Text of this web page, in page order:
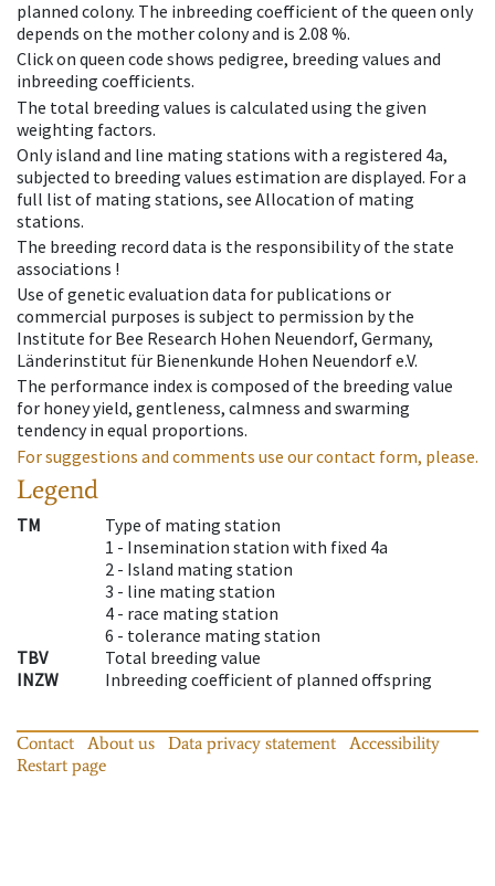
planned colony. The inbreeding coefficient of the queen only
depends on the mother colony and is 2.08 %.
Click on queen code shows pedigree, breeding values and
inbreeding coefficients.
The total breeding values is calculated using the given
weighting factors.
Only island and line mating stations with a registered 4a,
subjected to breeding values estimation are displayed. For a
full list of mating stations, see Allocation of mating
stations.
The breeding record data is the responsibility of the state
associations !
Use of genetic evaluation data for publications or
commercial purposes is subject to permission by the
Institute for Bee Research Hohen Neuendorf, Germany,
Länderinstitut für Bienenkunde Hohen Neuendorf e.V.
The performance index is composed of the breeding value
for honey yield, gentleness, calmness and swarming
tendency in equal proportions.
For suggestions and comments use our contact form, please.
Legend
TM
Type of mating station
1 - Insemination station with fixed 4a
2 - Island mating station
3 - line mating station
4 - race mating station
6 - tolerance mating station
TBV
Total breeding value
INZW
Inbreeding coefficient of planned offspring
Contact About us Data privacy statement
Accessibility
Restart page